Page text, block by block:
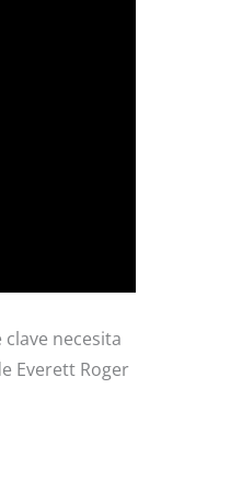
necesita
Everett Roger